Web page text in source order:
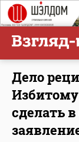
Дело
сделать